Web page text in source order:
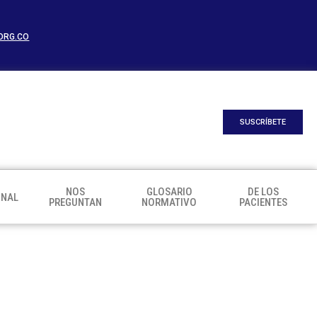
SUSCRÍBETE
NOS
PREGUNTAN
GLOSARIO
NORMATIVO
DE LOS
PACIENTES